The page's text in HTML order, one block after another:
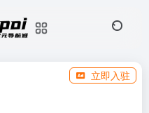
立即入驻